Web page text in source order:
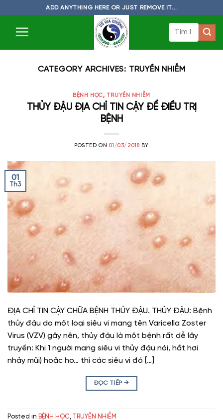
content
ADD ANYTHING HERE OR JUST REMOVE IT...
CATEGORY ARCHIVES: TRUYỀN NHIỄM
BỆNH HỌC, TRUYỀN NHIỄM
THỦY ĐẬU ĐỊA CHỈ TIN CẬY ĐỂ ĐIỀU TRỊ
BỆNH
POSTED ON 01/03/2018 BY
01
Th3
ĐỊA CHỈ TIN CẬY CHỮA BỆNH THỦY ĐẬU. THỦY ĐẬU: Bệnh
thủy đậu do một loại siêu vi mang tên Varicella Zoster
Virus (VZV) gây nên, thủy đậu là một bệnh rất dễ lây
truyền: Khi 1 người mang siêu vi thủy đậu nói, hắt hơi
nhảy mũi) hoặc ho… thì các siêu vi đó […]
ĐỌC TIẾP →
Posted in BỆNH HỌC, TRUYỀN NHIỄM